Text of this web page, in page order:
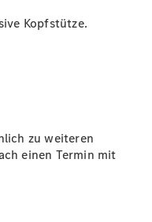
Kopfstütze.
zu weiteren
einen Termin mit